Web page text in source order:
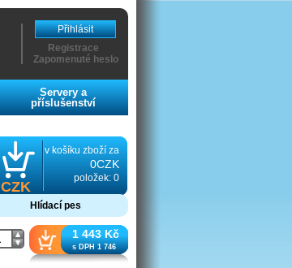
Přihlásit
Registrace
Zapomenuté heslo
Servery a
příslušenství
CZK
v košíku zboží za
0CZK
položek: 0
Hlídací pes
1 443 Kč
s DPH 1 746